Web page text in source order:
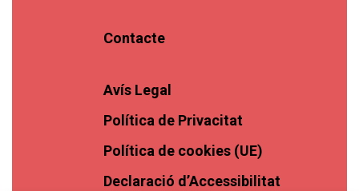
Contacte
Avís Legal
Política de Privacitat
Política de cookies (UE)
Declaració d’Accessibilitat